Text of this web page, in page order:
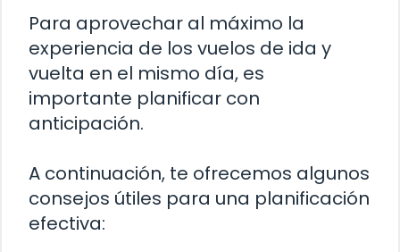
Para aprovechar al máximo la
experiencia de los vuelos de ida y
vuelta en el mismo día, es
importante planificar con
anticipación.
A continuación, te ofrecemos algunos
consejos útiles para una planificación
efectiva: